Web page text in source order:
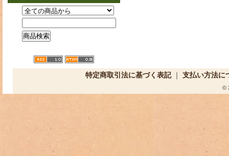
特定商取引法に基づく表記｜ 支払い方法に
©